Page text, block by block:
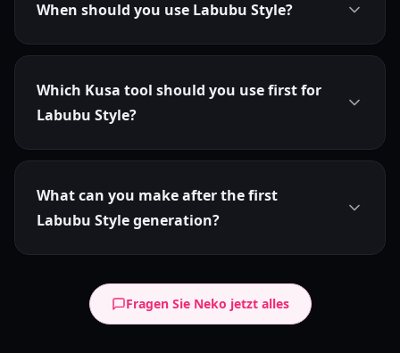
When should you use Labubu Style?
Which Kusa tool should you use first for
Labubu Style?
What can you make after the first
Labubu Style generation?
Fragen Sie Neko jetzt alles